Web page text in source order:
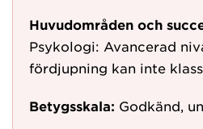
Huvudområden och
Psykologi: Avancerad
fördjupning kan inte
Betygsskala: Godkänd,